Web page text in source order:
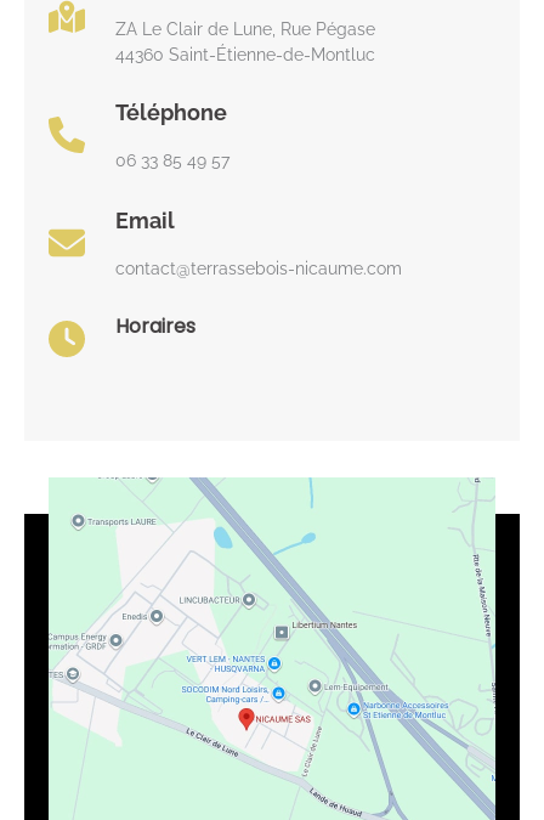
ZA Le Clair de Lune, Rue Pégase
44360 Saint-Étienne-de-Montluc
Téléphone
06 33 85 49 57
Email
contact@terrassebois-nicaume.com
Horaires